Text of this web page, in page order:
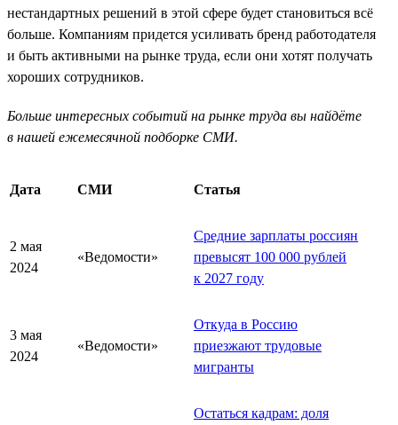
нестандартных решений в этой сфере будет становиться всё
больше. Компаниям придется усиливать бренд работодателя
и быть активными на рынке труда, если они хотят получать
хороших сотрудников.
Больше интересных событий на рынке труда вы найдёте
в нашей ежемесячной подборке СМИ.
Дата СМИ Статья
2 мая
2024
«Ведомости»
Средние зарплаты россиян
превысят 100 000 рублей
к 2027 году
3 мая
2024
«Ведомости»
Откуда в Россию
приезжают трудовые
мигранты
Остаться кадрам: доля